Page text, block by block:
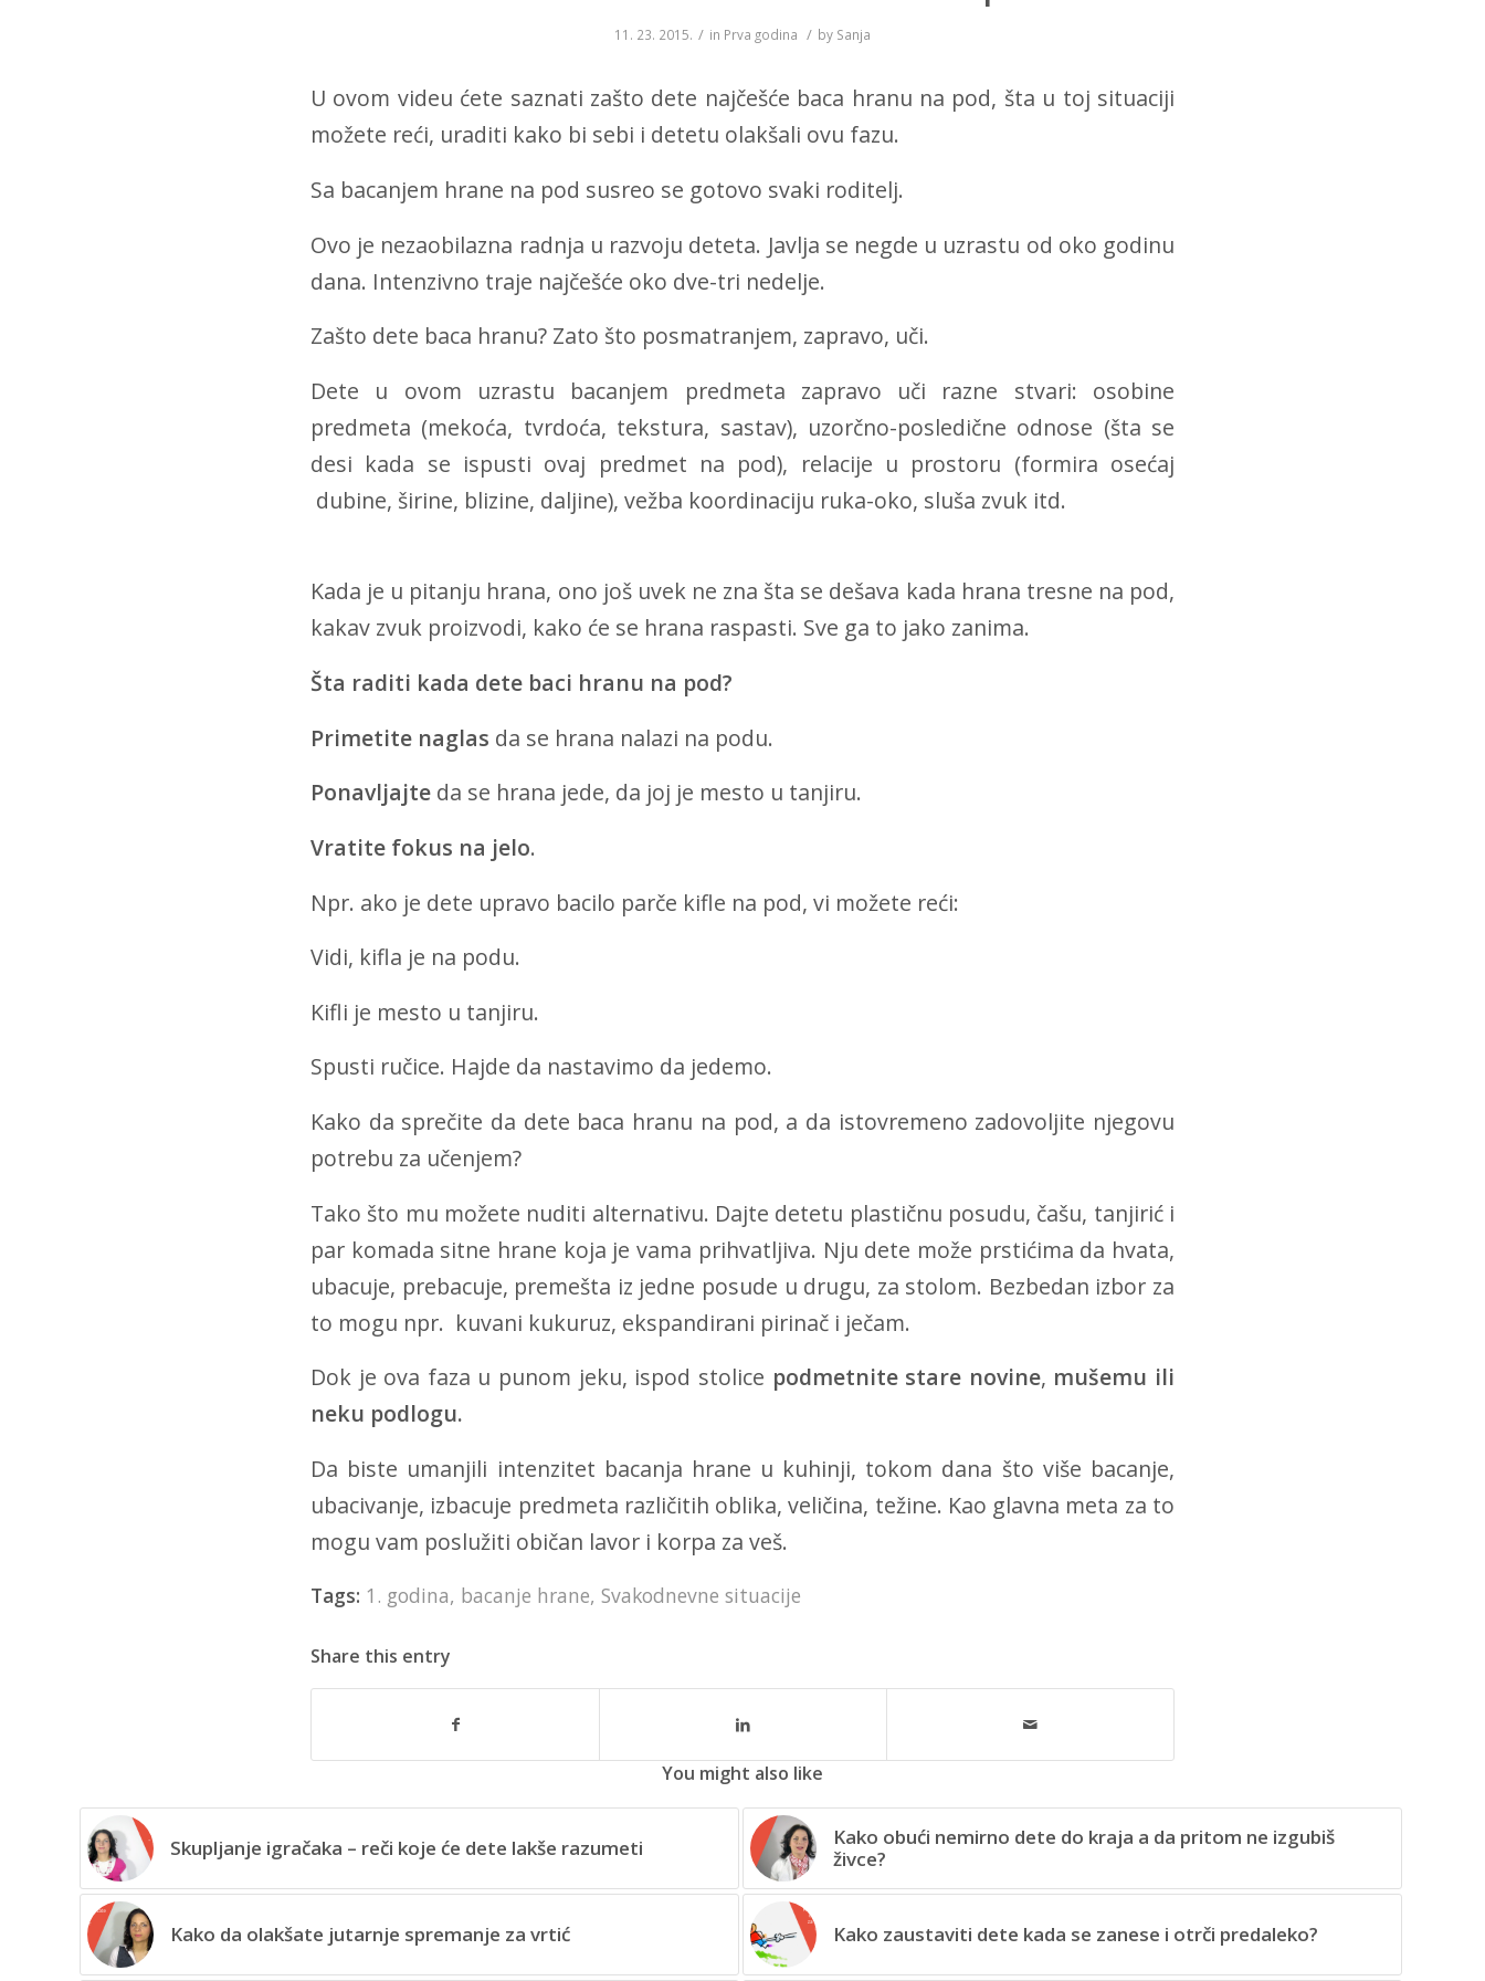
11. 23. 2015. / in Prva godina / by Sanja
U ovom videu ćete saznati zašto dete najčešće baca hranu na pod, šta u toj situaciji
možete reći, uraditi kako bi sebi i detetu olakšali ovu fazu.
Sa bacanjem hrane na pod susreo se gotovo svaki roditelj.
Ovo je nezaobilazna radnja u razvoju deteta. Javlja se negde u uzrastu od oko godinu
dana. Intenzivno traje najčešće oko dve-tri nedelje.
Zašto dete baca hranu? Zato što posmatranjem, zapravo, uči.
Dete u ovom uzrastu bacanjem predmeta zapravo uči razne stvari: osobine
predmeta (mekoća, tvrdoća, tekstura, sastav), uzorčno-posledične odnose (šta se
desi kada se ispusti ovaj predmet na pod), relacije u prostoru (formira osećaj
dubine, širine, blizine, daljine), vežba koordinaciju ruka-oko, sluša zvuk itd.
Kada je u pitanju hrana, ono još uvek ne zna šta se dešava kada hrana tresne na pod,
kakav zvuk proizvodi, kako će se hrana raspasti. Sve ga to jako zanima.
Šta raditi kada dete baci hranu na pod?
Primetite naglas da se hrana nalazi na podu.
Ponavljajte da se hrana jede, da joj je mesto u tanjiru.
Vratite fokus na jelo.
Npr. ako je dete upravo bacilo parče kifle na pod, vi možete reći:
Vidi, kifla je na podu.
Kifli je mesto u tanjiru.
Spusti ručice. Hajde da nastavimo da jedemo.
Kako da sprečite da dete baca hranu na pod, a da istovremeno zadovoljite njegovu
potrebu za učenjem?
Tako što mu možete nuditi alternativu. Dajte detetu plastičnu posudu, čašu, tanjirić i
par komada sitne hrane koja je vama prihvatljiva. Nju dete može prstićima da hvata,
ubacuje, prebacuje, premešta iz jedne posude u drugu, za stolom. Bezbedan izbor za
to mogu npr. kuvani kukuruz, ekspandirani pirinač i ječam.
Dok je ova faza u punom jeku, ispod stolice podmetnite stare novine, mušemu ili
neku podlogu.
Da biste umanjili intenzitet bacanja hrane u kuhinji, tokom dana što više bacanje,
ubacivanje, izbacuje predmeta različitih oblika, veličina, težine. Kao glavna meta za to
mogu vam poslužiti običan lavor i korpa za veš.
Tags: 1. godina, bacanje hrane, Svakodnevne situacije
Share this entry
You might also like
Skupljanje igračaka – reči koje će dete lakše razumeti
Kako obući nemirno dete do kraja a da pritom ne izgubiš
živce?
Kako da olakšate jutarnje spremanje za vrtić Kako zaustaviti dete kada se zanese i otrči predaleko?